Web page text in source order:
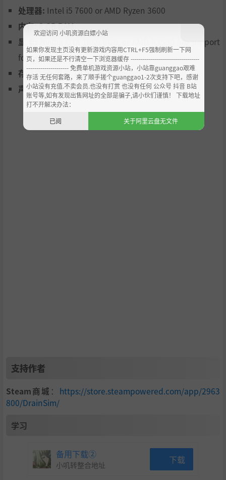
处理器: Intel i5 7600 or AMD Ryzen 3600
内存:8 GB RAM
显卡:
Nvidia GTX 1060 6GB, or AMD RX590 (no support
for onboard cards)
存储空间:需要 10 GB 可用空间
声卡:onboard
支持作者
Steam商城 ： https://store.steampowered.com/app/2963
800/DrainSim/
学习
备用下载②
小叽转整合地址 下载
欢迎访问 小叽资源白嫖小站
如果你发现主页没有更新游戏内容用CTRL+F5强制刷新一下网
页，如果还是不行清空一下浏览器缓存 ----------------------------------
--------------------- 免费单机游戏资源小站，小站靠guanggao艰难
存活 无任何套路，来了顺手搓个guanggao1-2次支持下吧，感谢
小站没有充值.不卖会员.也没有打赏 也没有任何 公众号 抖音 B站
账号等,如有发现出售网址的全部是骗子,请小伙们谨慎！ 下载地址
打不开解决办法：
已阅
关于阿里云盘无文件